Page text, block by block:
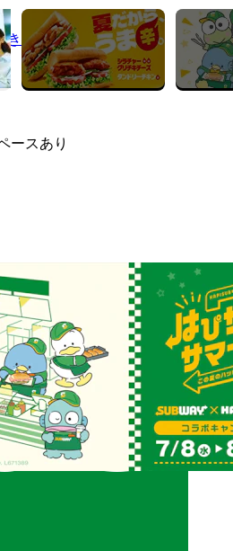
ウォーク店
ースあり